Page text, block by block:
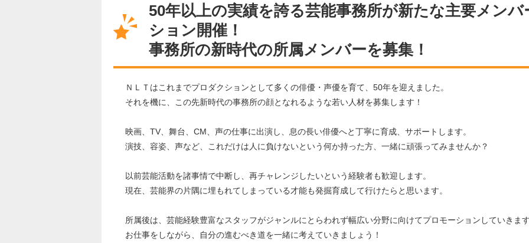
50年以上の実績を誇る芸能事務所が新たな主要メン
ション開催！
事務所の新時代の所属メンバーを募集！
ＮＬＴはこれまでプロダクションとして多くの俳優・声優を育て、50年を迎えました。
それを機に、この先新時代の事務所の顔となれるような若い人材を募集します！
映画、TV、舞台、CM、声の仕事に出演し、息の長い俳優へと丁寧に育成、サポートします。
演技、容姿、声など、これだけは人に負けないという何か持った方、一緒に頑張ってみませんか？
以前芸能活動を諸事情で中断し、再チャレンジしたいという経験者も歓迎します。
現在、芸能界の片隅に埋もれてしまっている才能も発掘育成して行けたらと思います。
所属後は、芸能経験豊富なスタッフがジャンルにとらわれず幅広い分野に向けてプロモーションしていきま
お仕事をしながら、自分の進むべき道を一緒に考えていきましょう！